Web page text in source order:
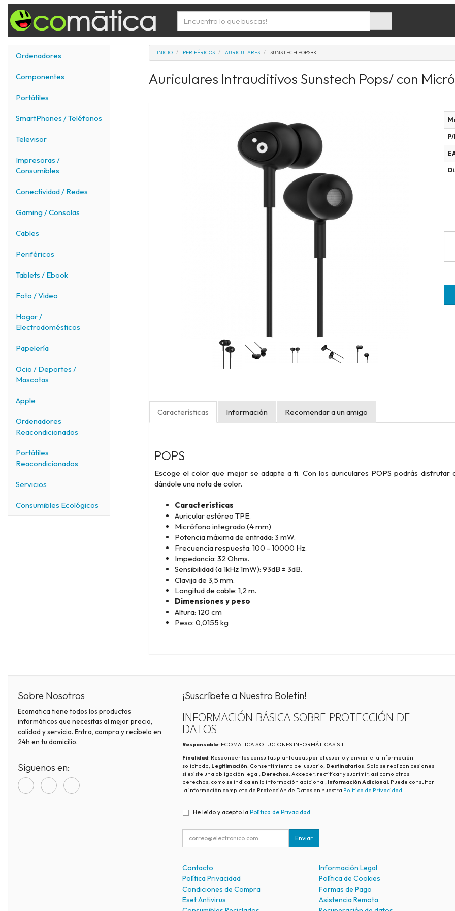
Ordenadores
Componentes
Portátiles
SmartPhones / Teléfonos
Televisor
Impresoras /
Consumibles
Conectividad / Redes
Gaming / Consolas
Cables
Periféricos
Tablets / Ebook
Foto / Video
Hogar /
Electrodomésticos
Papelería
Ocio / Deportes /
Mascotas
Apple
Ordenadores
Reacondicionados
Portátiles
Reacondicionados
Servicios
Consumibles Ecológicos
INICIO PERIFÉRICOS AURICULARES SUNSTECH POPSBK
Auriculares Intrauditivos Sunstech Pops/ con
Características Información Recomendar a un amigo
POPS
Escoge el color que mejor se adapte a ti. Con los auriculares POPS podrás disfrutar
dándole una nota de color.
Características
Auricular estéreo TPE.
Micrófono integrado (4 mm)
Potencia máxima de entrada: 3 mW.
Frecuencia respuesta: 100 - 10000 Hz.
Impedancia: 32 Ohms.
Sensibilidad (a 1kHz 1mW): 93dB ± 3dB.
Clavija de 3,5 mm.
Longitud de cable: 1,2 m.
Dimensiones y peso
Altura: 120 cm
Peso: 0,0155 kg
Sobre Nosotros
Ecomatica tiene todos los productos
informáticos que necesitas al mejor precio,
calidad y servicio. Entra, compra y recíbelo en
24h en tu domicilio.
Síguenos en:
¡Suscríbete a Nuestro Boletín!
INFORMACIÓN BÁSICA SOBRE PROTECCIÓN DE
DATOS
Responsable: ECOMATICA SOLUCIONES INFORMÁTICAS S.L
Finalidad: Responder las consultas planteadas por el usuario y enviarle la información
solicitada; Legitimación: Consentimiento del usuario; Destinatarios: Solo se realizan cesiones
si existe una obligación legal; Derechos: Acceder, rectificar y suprimir, así como otros
derechos, como se indica en la información adicional; Información Adicional: Puede consultar
la información completa de Protección de Datos en nuestra Política de Privacidad.
He leído y acepto la Política de Privacidad
Enviar
Contacto
Información Legal
Política Privacidad
Política de Cookies
Condiciones de Compra
Formas de Pago
Eset Antivirus
Asistencia Remota